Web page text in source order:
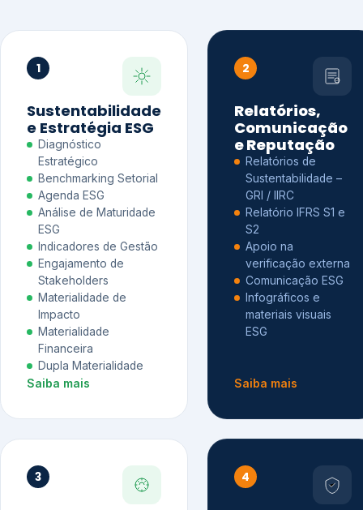
1
Sustentabilidade
e Estratégia ESG
Diagnóstico
Estratégico
Benchmarking Setorial
Agenda ESG
Análise de Maturidade
ESG
Indicadores de Gestão
Engajamento de
Stakeholders
Materialidade de
Impacto
Materialidade
Financeira
Dupla Materialidade
Saiba mais
2
Relatórios,
Comunicação
e Reputação
Relatórios de
Sustentabilidade –
GRI / IIRC
Relatório IFRS S1 e
S2
Apoio na
verificação externa
Comunicação ESG
Infográficos e
materiais visuais
ESG
Saiba mais
3 4